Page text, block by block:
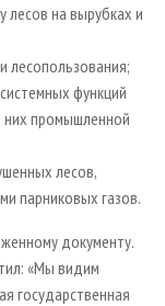
лесов на вырубках и
лесопользования;
функций
них промышленной
лесов,
парниковых газов.
документу.
«Мы видим
государственная